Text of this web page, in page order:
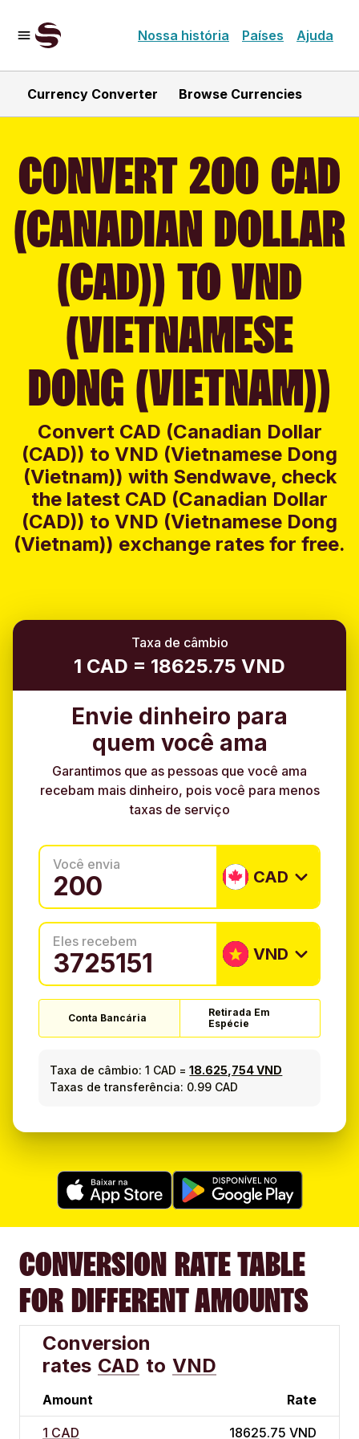
Nossa história Países Ajuda
Currency Converter Browse Currencies
CONVERT 200 CAD
(CANADIAN DOLLAR
(CAD)) TO VND
(VIETNAMESE
DONG (VIETNAM))
Convert CAD (Canadian Dollar
(CAD)) to VND (Vietnamese Dong
(Vietnam)) with Sendwave, check
the latest CAD (Canadian Dollar
(CAD)) to VND (Vietnamese Dong
(Vietnam)) exchange rates for free.
Taxa de câmbio
1 CAD = 18625.75 VND
Envie dinheiro para
quem você ama
Garantimos que as pessoas que você ama
recebam mais dinheiro, pois você para menos
taxas de serviço
Você envia
CAD
Eles recebem
VND
Conta Bancária
Retirada Em
Espécie
Taxa de câmbio: 1 CAD =18.625,754 VND
Taxas de transferência: 0.99 CAD
CONVERSION RATE TABLE
FOR DIFFERENT AMOUNTS
Conversion
rates CAD to VND
Amount Rate
1 CAD 18625.75 VND